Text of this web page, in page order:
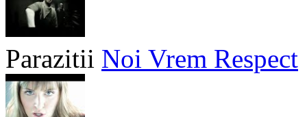
Parazitii Noi Vrem Respect